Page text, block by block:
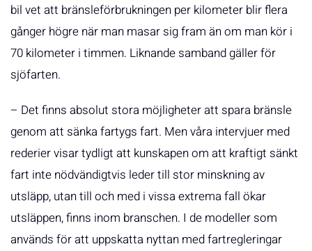
bil vet att bränsleförbrukningen per kilometer blir flera
gånger högre när man masar sig fram än om man kör i
70 kilometer i timmen. Liknande samband gäller för
sjöfarten.
– Det finns absolut stora möjligheter att spara bränsle
genom att sänka fartygs fart. Men våra intervjuer med
rederier visar tydligt att kunskapen om att kraftigt sänkt
fart inte nödvändigtvis leder till stor minskning av
utsläpp, utan till och med i vissa extrema fall ökar
utsläppen, finns inom branschen. I de modeller som
används för att uppskatta nyttan med fartregleringar